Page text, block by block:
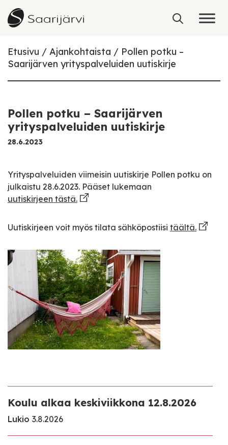
Skip to content
Etusivu Ajankohtaista
Pollen potku –
Saarijärven yrityspalveluiden uutiskirje
Pollen potku – Saarijärven
yrityspalveluiden uutiskirje
28.6.2023
Yrityspalveluiden viimeisin uutiskirje Pollen potku on
julkaistu 28.6.2023. Pääset lukemaan
uutiskirjeen tästä.
Uutiskirjeen voit myös tilata sähköpostiisi täältä.
Koulu alkaa keskiviikkona 12.8.2026
Lukio 3.8.2026